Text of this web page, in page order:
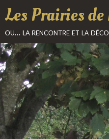
Les Prairies
ou... la rencontre et la